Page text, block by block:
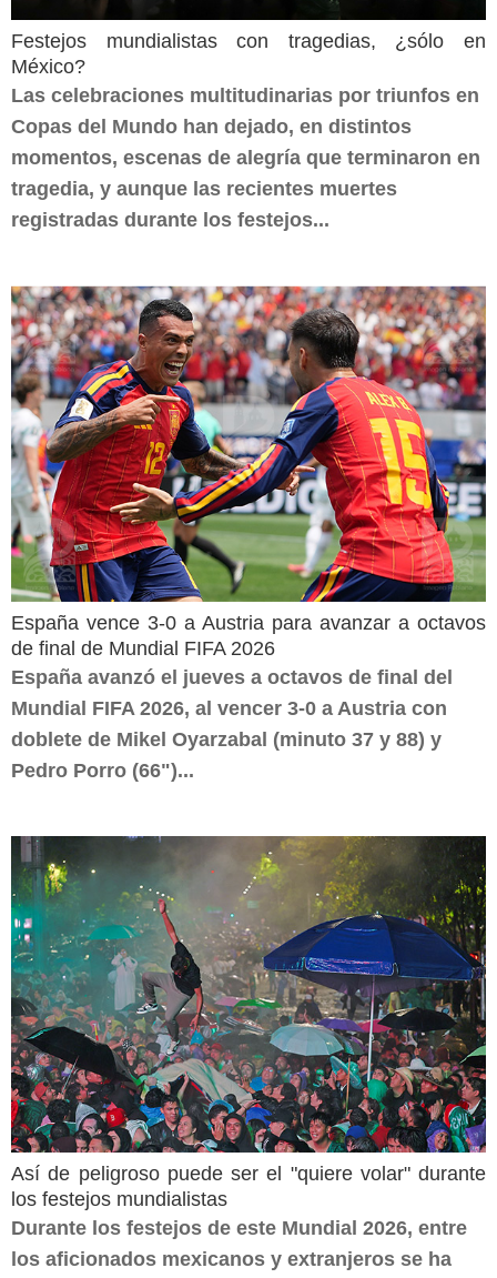
Festejos mundialistas con tragedias, ¿sólo en
México?
Las celebraciones multitudinarias por triunfos en
Copas del Mundo han dejado, en distintos
momentos, escenas de alegría que terminaron en
tragedia, y aunque las recientes muertes
registradas durante los festejos...
España vence 3-0 a Austria para avanzar a octavos
de final de Mundial FIFA 2026
España avanzó el jueves a octavos de final del
Mundial FIFA 2026, al vencer 3-0 a Austria con
doblete de Mikel Oyarzabal (minuto 37 y 88) y
Pedro Porro (66")...
Así de peligroso puede ser el "quiere volar" durante
los festejos mundialistas
Durante los festejos de este Mundial 2026, entre
los aficionados mexicanos y extranjeros se ha